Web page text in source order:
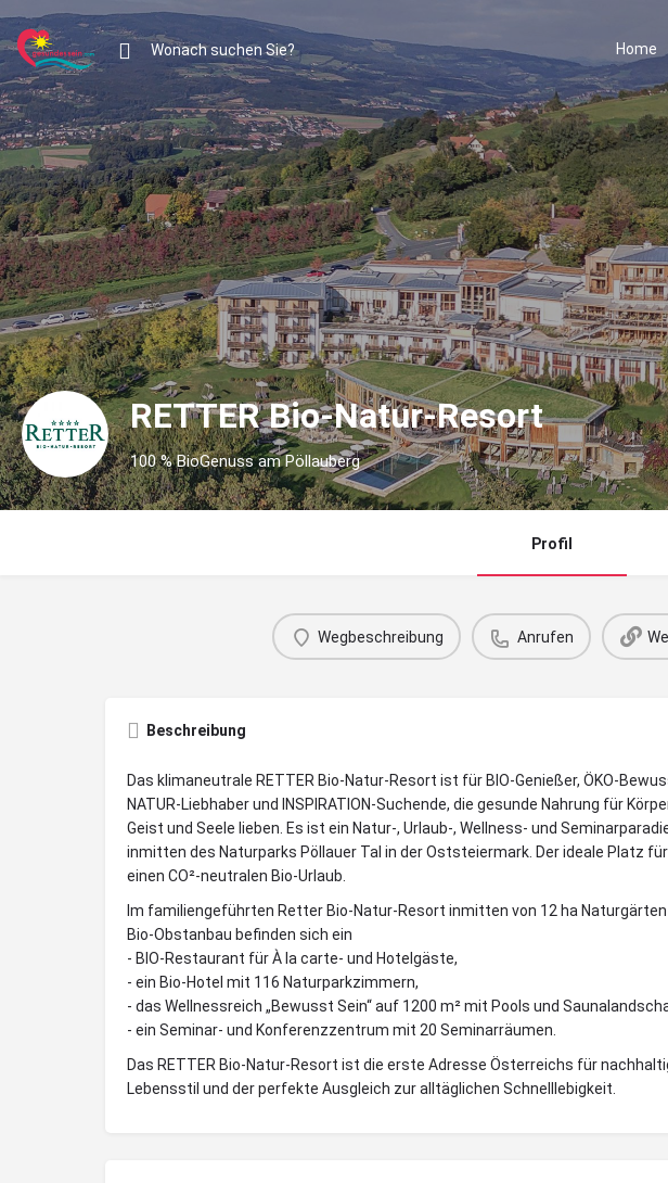
Home
RETTER Bio-Natur-Resort
100 % BioGenuss am Pöllauberg
Profil
Wegbeschreibung Anrufen
Beschreibung
Das klimaneutrale RETTER Bio-Natur-Resort ist für BIO-Genießer, ÖKO-
NATUR-Liebhaber und INSPIRATION-Suchende, die gesunde Nahrung für
Geist und Seele lieben. Es ist ein Natur-, Urlaub-, Wellness- und
inmitten des Naturparks Pöllauer Tal in der Oststeiermark. Der ideale Platz für
einen CO²-neutralen Bio-Urlaub.
Im familiengeführten Retter Bio-Natur-Resort inmitten von 12 ha Naturgärten
Bio-Obstanbau befinden sich ein
- BIO-Restaurant für À la carte- und Hotelgäste,
- ein Bio-Hotel mit 116 Naturparkzimmern,
- das Wellnessreich „Bewusst Sein“ auf 1200 m² mit Pools und
- ein Seminar- und Konferenzzentrum mit 20 Seminarräumen.
Das RETTER Bio-Natur-Resort ist die erste Adresse Österreichs für
Lebensstil und der perfekte Ausgleich zur alltäglichen Schnelllebigkeit.